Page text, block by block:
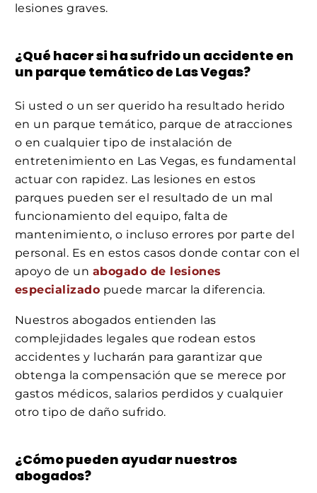
lesiones graves.
¿Qué hacer si ha sufrido un accidente en
un parque temático de Las Vegas?
Si usted o un ser querido ha resultado herido
en un parque temático, parque de atracciones
o en cualquier tipo de instalación de
entretenimiento en Las Vegas, es fundamental
actuar con rapidez. Las lesiones en estos
parques pueden ser el resultado de un mal
funcionamiento del equipo, falta de
mantenimiento, o incluso errores por parte del
personal. Es en estos casos donde contar con el
apoyo de un abogado de lesiones
especializado puede marcar la diferencia.
Nuestros abogados entienden las
complejidades legales que rodean estos
accidentes y lucharán para garantizar que
obtenga la compensación que se merece por
gastos médicos, salarios perdidos y cualquier
otro tipo de daño sufrido.
¿Cómo pueden ayudar nuestros
abogados?